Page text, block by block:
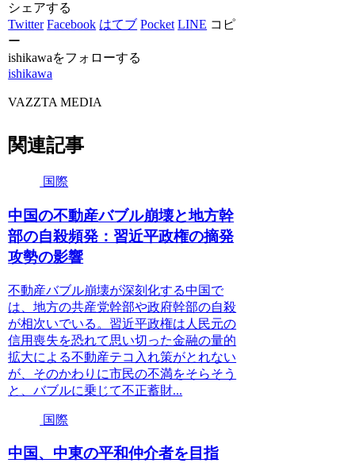
シェアする
Twitter Facebook はてブ Pocket LINE コピ
ー
ishikawaをフォローする
ishikawa
VAZZTA MEDIA
関連記事
国際
中国の不動産バブル崩壊と地方幹
部の自殺頻発：習近平政権の摘発
攻勢の影響
不動産バブル崩壊が深刻化する中国で
は、地方の共産党幹部や政府幹部の自殺
が相次いでいる。習近平政権は人民元の
信用喪失を恐れて思い切った金融の量的
拡大による不動産テコ入れ策がとれない
が、そのかわりに市民の不満をそらそう
と、バブルに乗じて不正蓄財...
国際
中国、中東の平和仲介者を目指